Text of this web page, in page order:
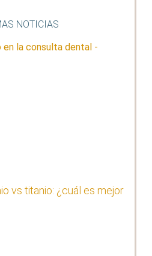
NOTICIAS
vs titanio: ¿cuál es mejor